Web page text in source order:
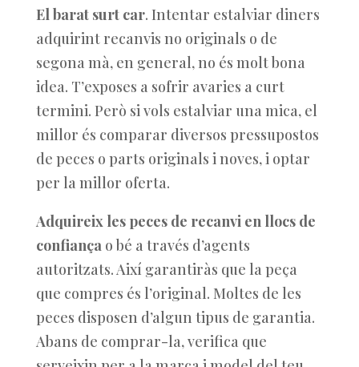
El barat surt car. Intentar estalviar diners
adquirint recanvis no originals o de
segona mà, en general, no és molt bona
idea. T’exposes a sofrir avaries a curt
termini. Però si vols estalviar una mica, el
millor és comparar diversos pressupostos
de peces o parts originals i noves, i optar
per la millor oferta.
Adquireix les peces de recanvi en llocs de
confiançao bé a través d’agents
autoritzats. Així garantiràs que la peça
que compres és l’original. Moltes de les
peces disposen d’algun tipus de garantia.
Abans de comprar-la, verifica que